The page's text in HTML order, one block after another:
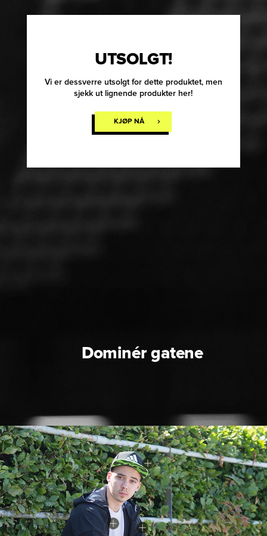
UTSOLGT!
Vi er dessverre utsolgt for dette produktet, men
sjekk ut lignende produkter her!
KJØP NÅ
Dominér gatene